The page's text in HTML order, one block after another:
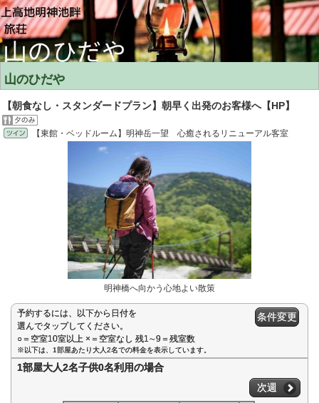
山のひだや
【朝食なし・スタンダードプラン】朝早く出発のお客様へ【HP】
【東館・ベッドルーム】明神岳一望 心癒されるリニューアル客室
明神橋へ向かう心地よい散策
予約するには、以下から日付を
選んでタップしてください。
○＝空室10室以上 ×＝空室なし 残1∼9＝残室数
条件変更
※以下は、1部屋あたり大人2名での料金を表示しています。
1部屋大人2名子供0名利用の場合
次週